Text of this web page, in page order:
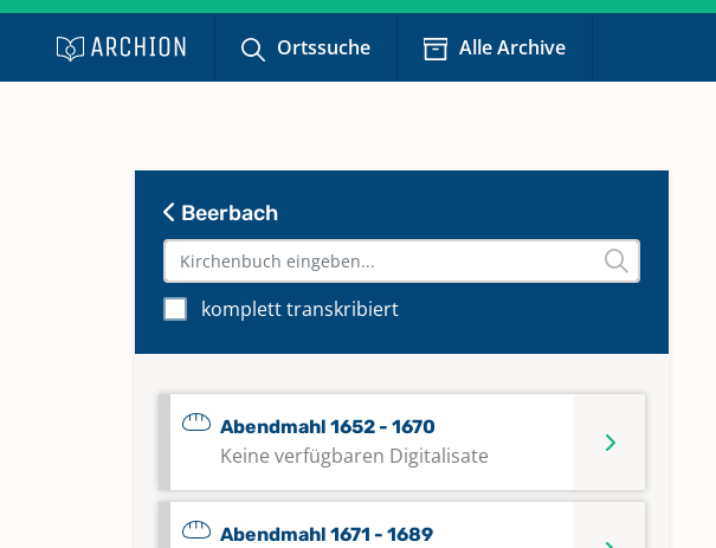
Ortssuche Alle Archive
Beerbach
komplett transkribiert
Abendmahl 1652 - 1670
Keine verfügbaren Digitalisate
Abendmahl 1671 - 1689